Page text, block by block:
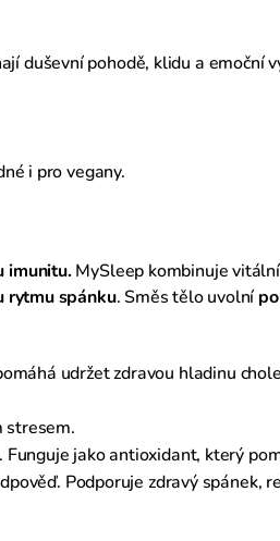
duševní pohodě, klidu a emoční
i pro vegany.
imunitu.MySleep kombinuje
rytmu spánku. Směs tělo uvolní
udržet zdravou hladinu
stresem.
jako antioxidant, který
Podporuje zdravý spánek,